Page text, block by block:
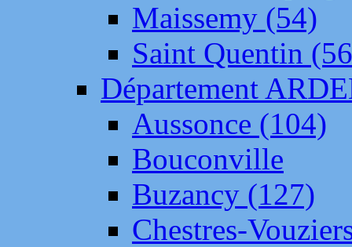
Maissemy (54)
Saint Quentin
Département
Aussonce (104)
Bouconville
Buzancy (127)
Chestres-